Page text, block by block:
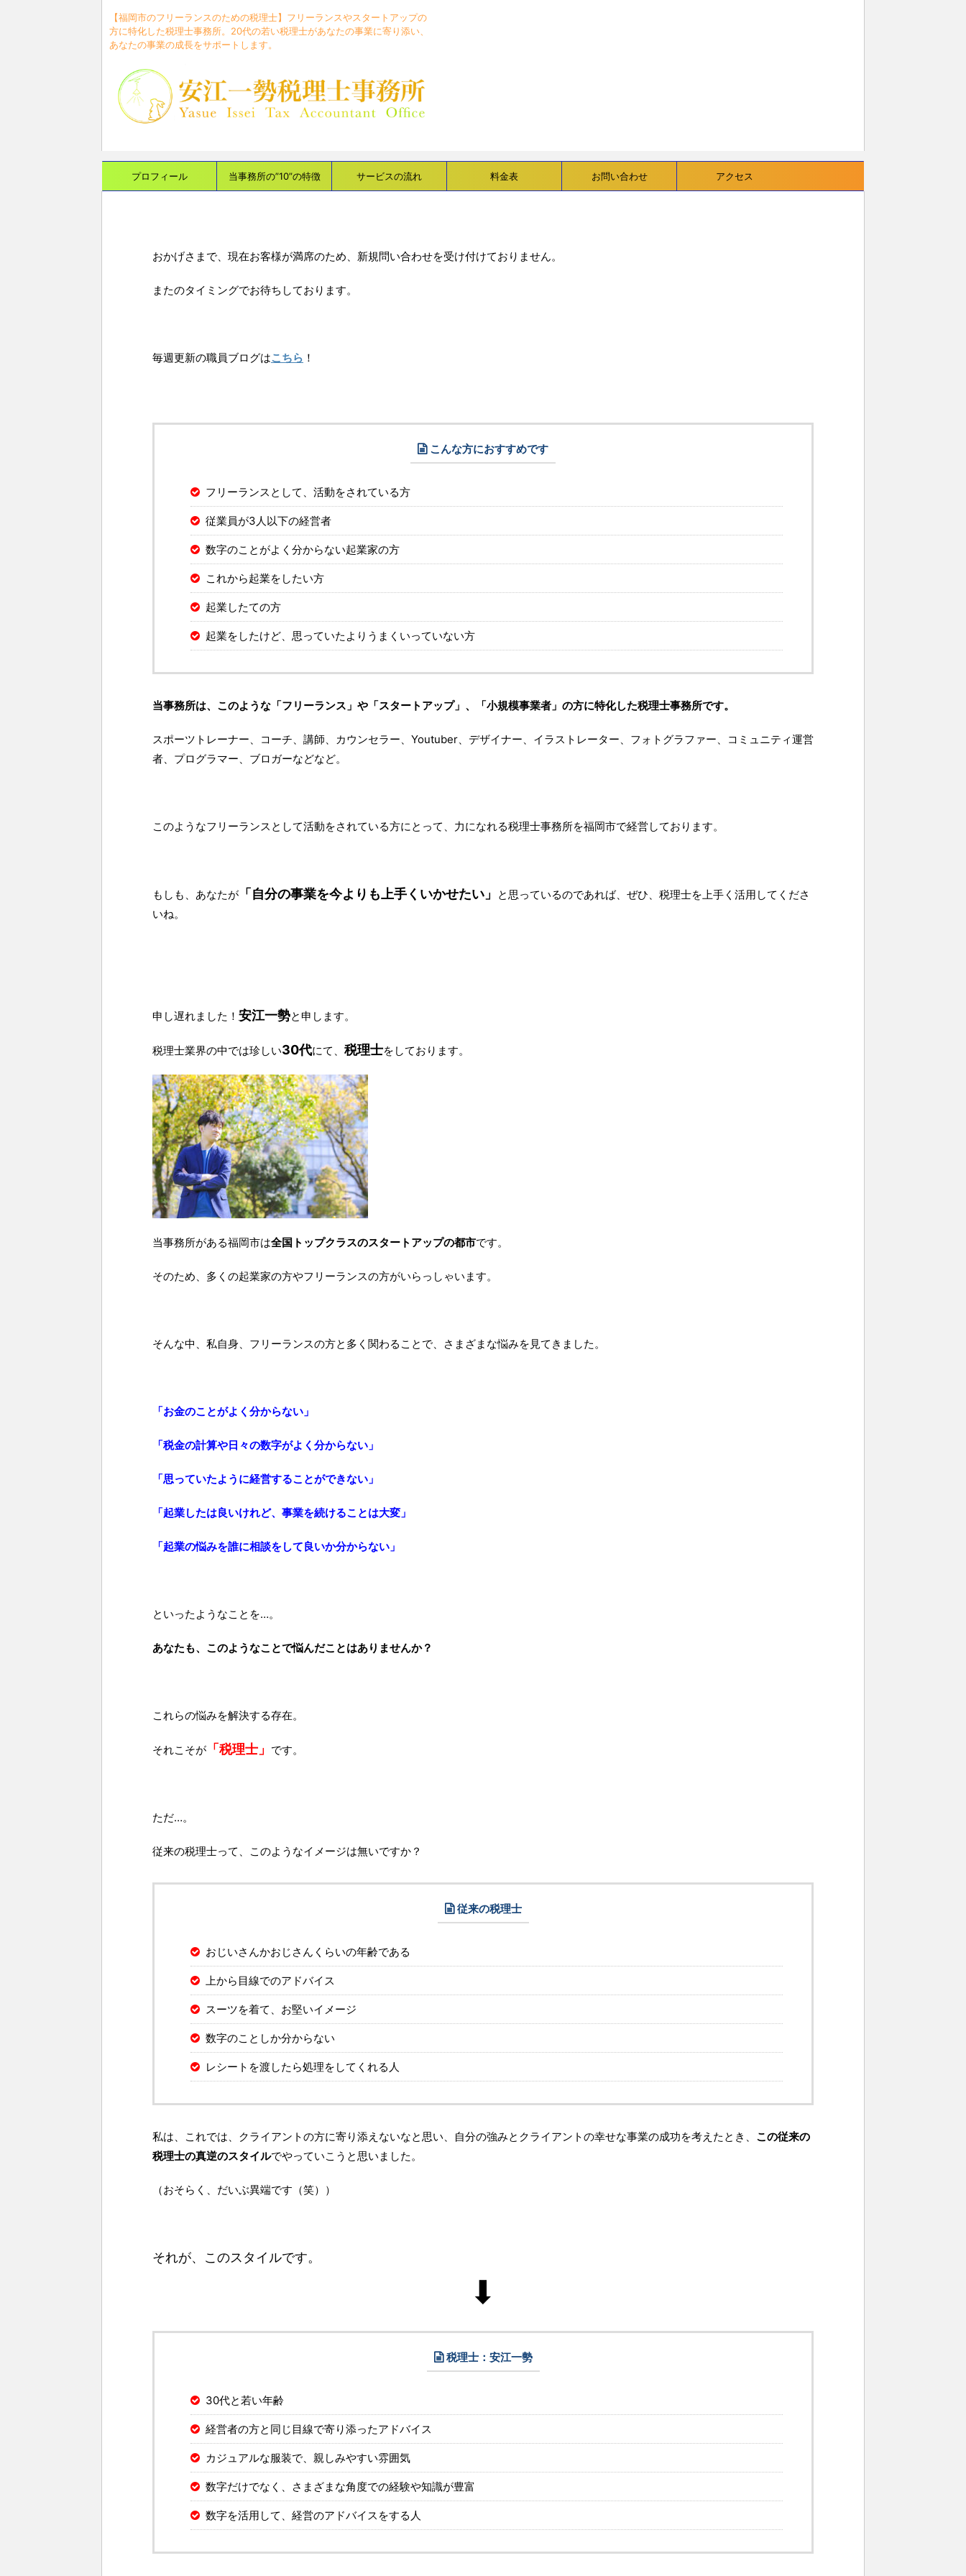
【福岡市のフリーランスのための税理士】フリーランスやスタートアップの
方に特化した税理士事務所。20代の若い税理士があなたの事業に寄り添い、
あなたの事業の成長をサポートします。
プロフィール 当事務所の”10”の特徴 サービスの流れ 料金表 お問い合わせ アクセス
おかげさまで、現在お客様が満席のため、新規問い合わせを受け付けておりません。
またのタイミングでお待ちしております。
毎週更新の職員ブログはこちら ！
こんな方におすすめです
フリーランスとして、活動をされている方
従業員が3人以下の経営者
数字のことがよく分からない起業家の方
これから起業をしたい方
起業したての方
起業をしたけど、思っていたよりうまくいっていない方
当事務所は、このような「フリーランス」や「スタートアップ」、「小規模事業者」の方に特化した税理士事務所です。
スポーツトレーナー、コーチ、講師、カウンセラー、Youtuber、デザイナー、イラストレーター、フォトグラファー、コミュニティ運営
者、プログラマー、ブロガーなどなど。
このようなフリーランスとして活動をされている方にとって、力になれる税理士事務所を福岡市で経営しております。
もしも、あなたが 「自分の事業を今よりも上手くいかせたい」
と思っているのであれば、ぜひ、税理士を上手く活用してくださ
いね。
申し遅れました！ 安江一勢と申します。
税理士業界の中では珍しい30代にて、 税理士をしております。
当事務所がある福岡市は全国トップクラスのスタートアップの都市です。
そのため、多くの起業家の方やフリーランスの方がいらっしゃいます。
そんな中、私自身、フリーランスの方と多く関わることで、さまざまな悩みを見てきました。
「お金のことがよく分からない」
「税金の計算や日々の数字がよく分からない」
「思っていたように経営することができない」
「起業したは良いけれど、事業を続けることは大変」
「起業の悩みを誰に相談をして良いか分からない」
といったようなことを…。
あなたも、このようなことで悩んだことはありませんか？
これらの悩みを解決する存在。
それこそが 「税理士」 です。
ただ…。
従来の税理士って、このようなイメージは無いですか？
従来の税理士
おじいさんかおじさんくらいの年齢である
上から目線でのアドバイス
スーツを着て、お堅いイメージ
数字のことしか分からない
レシートを渡したら処理をしてくれる人
私は、これでは、クライアントの方に寄り添えないなと思い、自分の強みとクライアントの幸せな事業の成功を考えたとき、 この従来の
税理士の真逆のスタイルでやっていこうと思いました。
（おそらく、だいぶ異端です（笑））
それが、このスタイルです。
⬇︎
税理士：安江一勢
30代と若い年齢
経営者の方と同じ目線で寄り添ったアドバイス
カジュアルな服装で、親しみやすい雰囲気
数字だけでなく、さまざまな角度での経験や知識が豊富
数字を活用して、経営のアドバイスをする人